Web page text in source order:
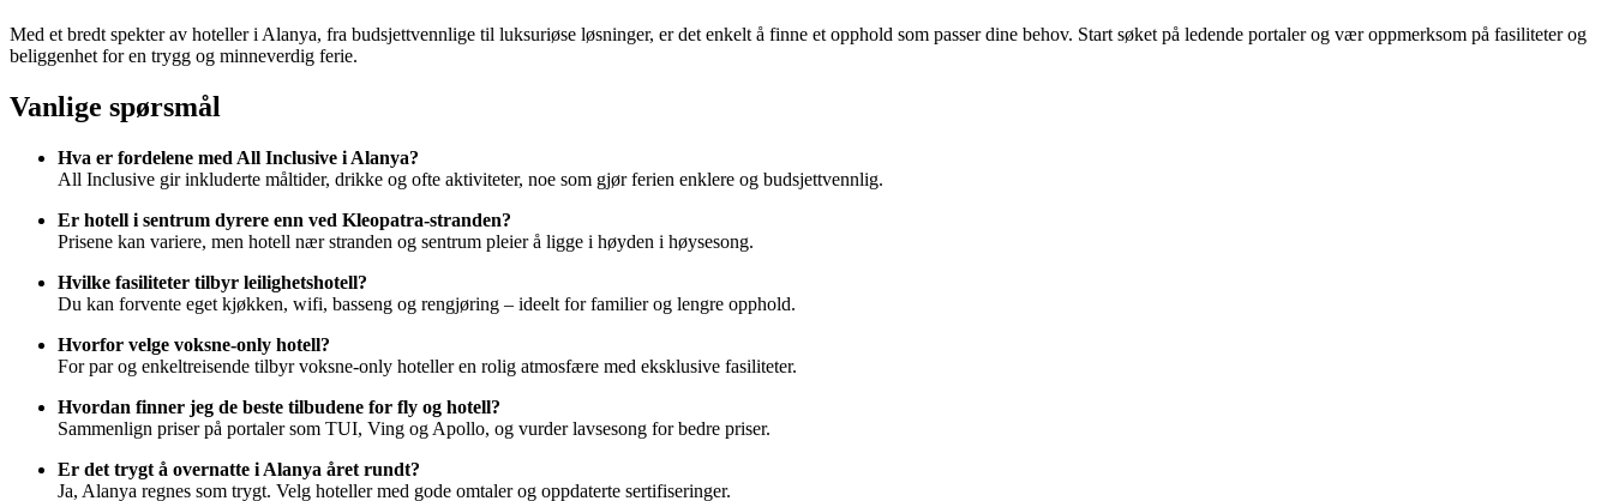
Med et bredt spekter av hoteller i Alanya, fra budsjettvennlige til luksuriøse løsninger, er det enkelt å finne et opphold som passer dine behov. Start søket på ledende portaler og vær oppmerksom på fasiliteter og
beliggenhet for en trygg og minneverdig ferie.
Vanlige spørsmål
Hva er fordelene med All Inclusive i Alanya?
All Inclusive gir inkluderte måltider, drikke og ofte aktiviteter, noe som gjør ferien enklere og budsjettvennlig.
Er hotell i sentrum dyrere enn ved Kleopatra-stranden?
Prisene kan variere, men hotell nær stranden og sentrum pleier å ligge i høyden i høysesong.
Hvilke fasiliteter tilbyr leilighetshotell?
Du kan forvente eget kjøkken, wifi, basseng og rengjøring – ideelt for familier og lengre opphold.
Hvorfor velge voksne-only hotell?
For par og enkeltreisende tilbyr voksne-only hoteller en rolig atmosfære med eksklusive fasiliteter.
Hvordan finner jeg de beste tilbudene for fly og hotell?
Sammenlign priser på portaler som TUI, Ving og Apollo, og vurder lavsesong for bedre priser.
Er det trygt å overnatte i Alanya året rundt?
Ja, Alanya regnes som trygt. Velg hoteller med gode omtaler og oppdaterte sertifiseringer.